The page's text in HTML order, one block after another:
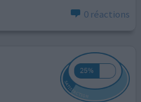
0 réactions